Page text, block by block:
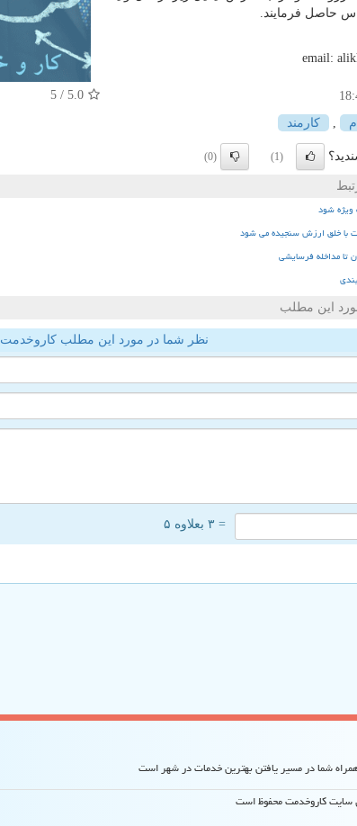
حاصل فرمایند.
email:
5.0
/ 5
كارمند
(1)
(0)
ویژه شود
با خلق ارزش سنجیده می شود
تا مداخله فرسایشی
این مطلب
نظر شما در مورد این مطلب کاروخدمت
= ۳ بعلاوه ۵
شما در مسیر یافتن بهترین خدمات در شهر است